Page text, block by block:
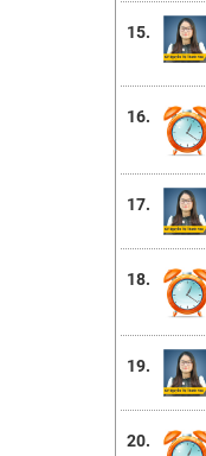
15.
16.
17.
18.
19.
20.